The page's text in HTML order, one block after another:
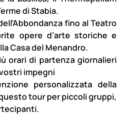
di Stabia.
fino al Teatro
opere d’arte storiche e
Casa del Menandro.
orari di partenza giornalieri
impegni
personalizzata della
tour per piccoli gruppi,